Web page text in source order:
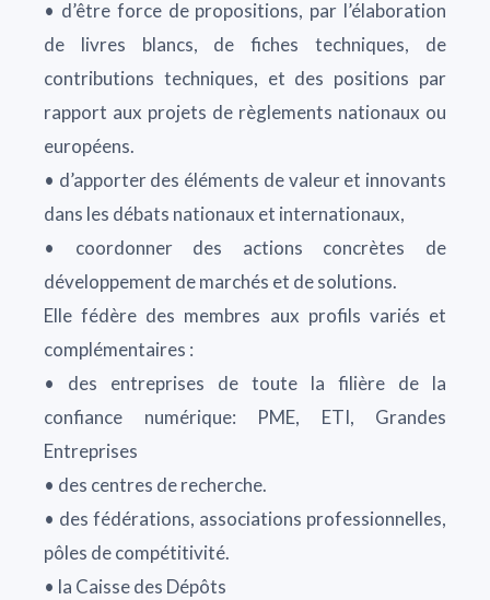
• d’être force de propositions, par l’élaboration
de livres blancs, de fiches techniques, de
contributions techniques, et des positions par
rapport aux projets de règlements nationaux ou
européens.
• d’apporter des éléments de valeur et innovants
dans les débats nationaux et internationaux,
• coordonner des actions concrètes de
développement de marchés et de solutions.
Elle fédère des membres aux profils variés et
complémentaires :
• des entreprises de toute la filière de la
confiance numérique: PME, ETI, Grandes
Entreprises
• des centres de recherche.
• des fédérations, associations professionnelles,
pôles de compétitivité.
• la Caisse des Dépôts